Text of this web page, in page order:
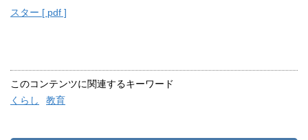
スター [ pdf ]
このコンテンツに関連するキーワード
くらし
教育